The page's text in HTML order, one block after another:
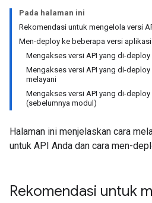
Pada halaman ini
Rekomendasi untuk mengelola versi
Men-deploy ke beberapa versi aplikasi
Mengakses versi API yang di-
Mengakses versi API yang di-
melayani
Mengakses versi API yang di-
(sebelumnya modul)
Halaman ini menjelaskan cara
untuk API Anda dan cara men-
Rekomendasi untuk